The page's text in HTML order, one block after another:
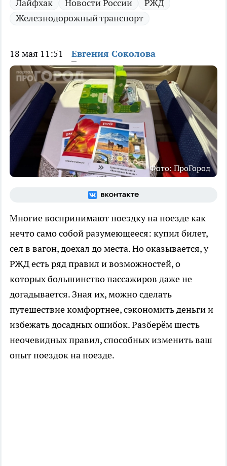
Лайфхак Новости России
РЖД
Железнодорожный транспорт
18 мая 11:51 Евгения Соколова
Фото: ПроГород
Многие воспринимают поездку на поезде как
нечто само собой разумеющееся: купил билет,
сел в вагон, доехал до места. Но оказывается, у
РЖД есть ряд правил и возможностей, о
которых большинство пассажиров даже не
догадывается. Зная их, можно сделать
путешествие комфортнее, сэкономить деньги и
избежать досадных ошибок. Разберём шесть
неочевидных правил, способных изменить ваш
опыт поездок на поезде.